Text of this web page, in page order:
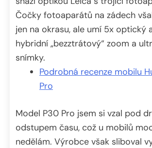
Čočky fotoaparátů na zádech
jen na okrasu, ale umí 5x optický
hybridní „bezztrátový“ zoom a
snímky.
Podrobná recenze mobilu
Pro
Model P30 Pro jsem si vzal pod
odstupem času, což u mobilů
nedělám. Výrobce však sliboval